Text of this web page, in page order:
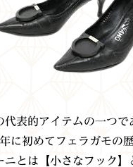
代表的アイテムの一つで
に初めてフェラガモの
ニとは【小さなフック】